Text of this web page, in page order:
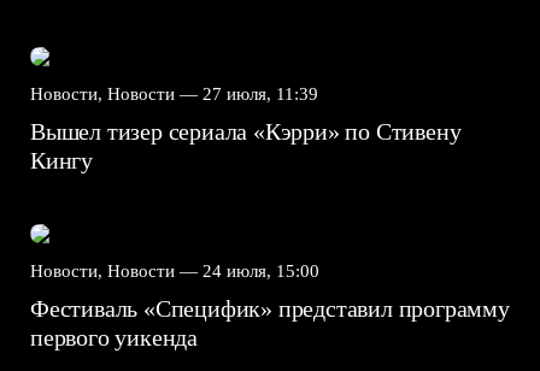
Новости, Новости — 27 июля, 11:39
Вышел тизер сериала «Кэрри» по Стивену
Кингу
Новости, Новости — 24 июля, 15:00
Фестиваль «Специфик» представил программу
первого уикенда